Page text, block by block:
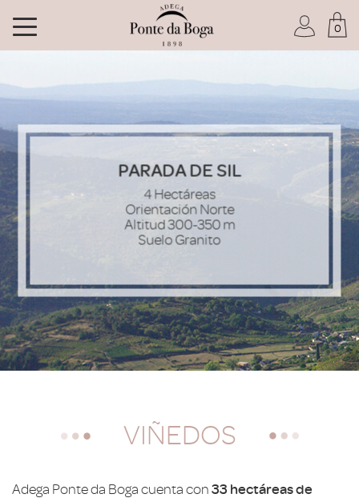
He olvidado mi contraseña
ACCEDER
0
PARADA DE SIL
4 Hectáreas
Orientación Norte
Altitud 300-350 m
Suelo Granito
VIÑEDOS
Adega Ponte da Boga cuenta con 33 hectáreas de